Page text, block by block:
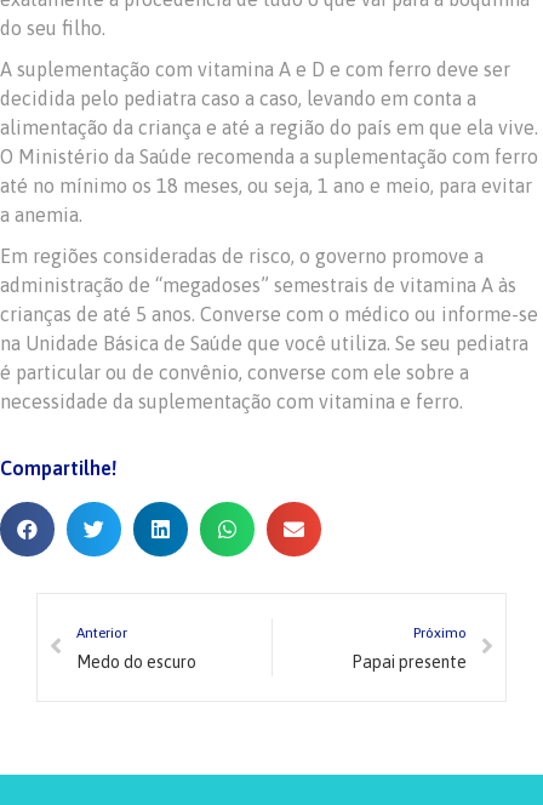
do seu filho.
A suplementação com vitamina A e D e com ferro deve ser
decidida pelo pediatra caso a caso, levando em conta a
alimentação da criança e até a região do país em que ela vive.
O Ministério da Saúde recomenda a suplementação com ferro
até no mínimo os 18 meses, ou seja, 1 ano e meio, para evitar
a anemia.
Em regiões consideradas de risco, o governo promove a
administração de “megadoses” semestrais de vitamina A às
crianças de até 5 anos. Converse com o médico ou informe-se
na Unidade Básica de Saúde que você utiliza. Se seu pediatra
é particular ou de convênio, converse com ele sobre a
necessidade da suplementação com vitamina e ferro.
Compartilhe!
Anterior
Medo do escuro
Próximo
Papai presente